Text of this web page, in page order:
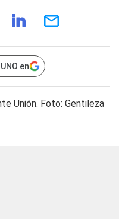
en
Unión. Foto: Gentileza